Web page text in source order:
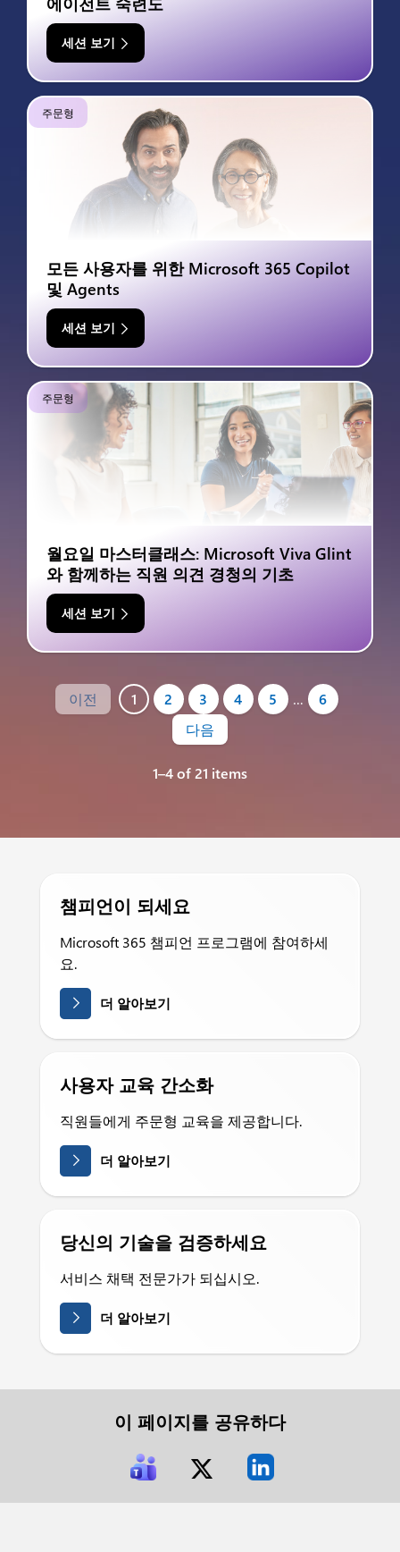
세션 보기
주문형
모든 사용자를 위한 Microsoft 365 Copilot
및 Agents
세션 보기
주문형
월요일 마스터클래스: Microsoft Viva Glint
와 함께하는 직원 의견 경청의 기초
세션 보기
이전 1 2 3 4 5 …
6
다음
1–4 of 21 items
챔피언이 되세요
Microsoft 365 챔피언 프로그램에 참여하세
요.
더 알아보기
사용자 교육 간소화
직원들에게 주문형 교육을 제공합니다.
더 알아보기
당신의 기술을 검증하세요
서비스 채택 전문가가 되십시오.
더 알아보기
이 페이지를 공유하다